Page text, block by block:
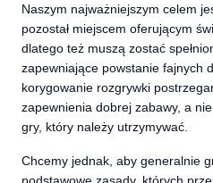
Naszym najważniejszym celem
pozostał miejscem oferującym
dlatego też muszą zostać
zapewniające powstanie fajnych
korygowanie rozgrywki
zapewnienia dobrej zabawy, a
gry, który należy utrzymywać.
Chcemy jednak, aby generalnie